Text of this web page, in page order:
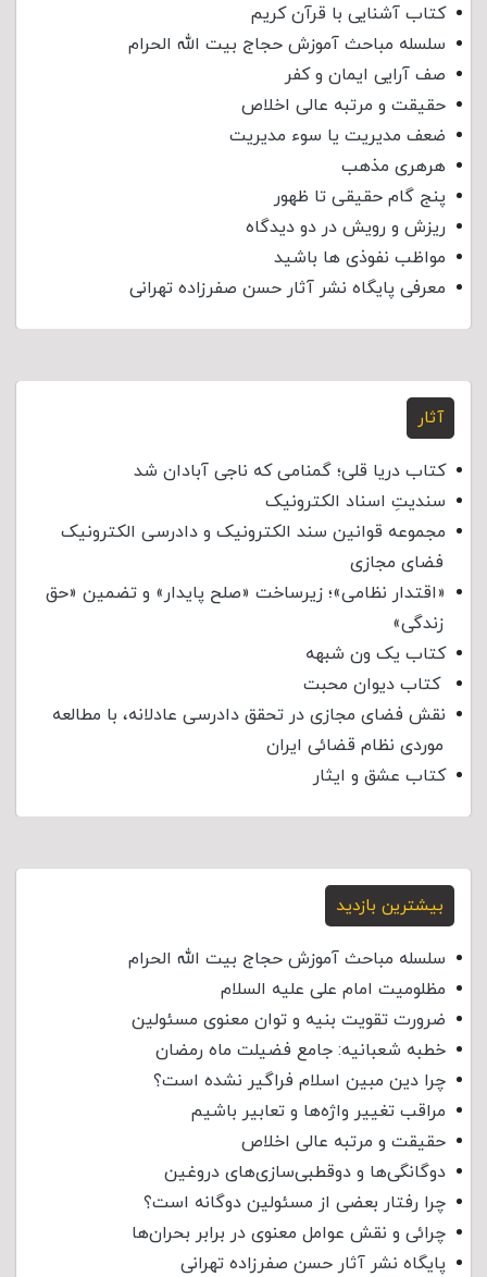
کتاب آشنایی با قرآن کریم
سلسله مباحث آموزش حجاج بیت الله الحرام
صف آرایی ایمان و کفر
حقیقت و مرتبه عالی اخلاص
ضعف مدیریت یا سوء مدیریت
هرهری مذهب
پنج گام حقیقی تا ظهور
ریزش و رویش در دو دیدگاه
مواظب نفوذی‌ ها باشید
معرفی پایگاه نشر آثار حسن صفرزاده تهرانی
آثار
کتاب دریا قلی؛ گمنامی که ناجی آبادان شد
سندیتِ اسناد الکترونیک
مجموعه قوانین سند الکترونیک و دادرسی الکترونیک
فضای مجازی
«اقتدار نظامی»؛ زیرساخت «صلح پایدار» و تضمین «حق
زندگی»
کتاب یک ون شبهه
کتاب دیوان محبت
نقش فضای مجازی در تحقق دادرسی عادلانه، با مطالعه
موردی نظام قضائی ایران
کتاب عشق و ایثار
بیشترین بازدید
سلسله مباحث آموزش حجاج بیت الله الحرام
مظلومیت امام علی علیه السلام
ضرورت تقویت بنیه و توان معنوی مسئولین
خطبه شعبانیه: جامع فضیلت ماه رمضان
چرا دین مبین اسلام فراگیر نشده است؟
مراقب تغییر واژه‌ها و تعابیر باشیم
حقیقت و مرتبه عالی اخلاص
دوگانگی‌ها و دوقطبی‌سازی‌های دروغین
چرا رفتار بعضی از مسئولین دوگانه است؟
چرائی و نقش عوامل معنوی در برابر بحران‌ها
پایگاه نشر آثار حسن صفرزاده تهرانی